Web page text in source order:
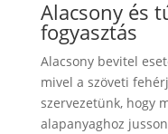
Alacsony és
fogyasztás
Alacsony bevitel
mivel a szöveti
szervezetünk, hogy
alapanyaghoz